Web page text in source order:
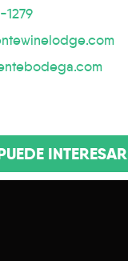
1279
INTERESAR